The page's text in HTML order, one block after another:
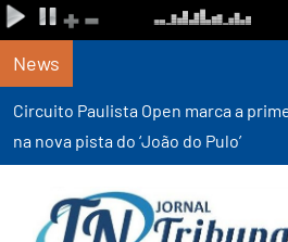
News
Circuito Paulista Open marca a
na nova pista do ‘João do Pulo’